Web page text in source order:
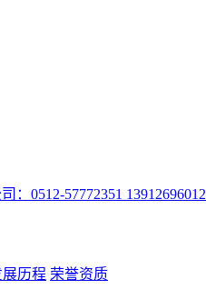
：0512-57772351 13912696012
展历程 荣誉资质